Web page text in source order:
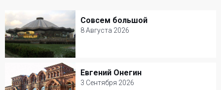
Совсем большой
8 Августа 2026
Совсем большой
8 Августа 2026
Цирк на Вернадского
Цирк
Евгений Онегин
3 Сентября 2026
Евгений Онегин